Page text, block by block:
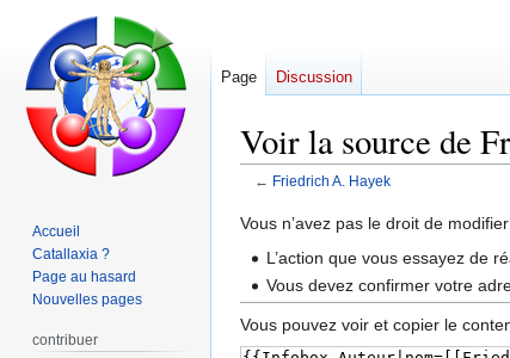
Voir la source de
← Friedrich A. Hayek
Aller
navigation
Aller
recherche
Vous n’avez pas le droit de
L’action que vous essayez de
Vous devez confirmer votre
Vous pouvez voir et copier le
Page Discussion
Accueil
Catallaxia ?
Page au hasard
Nouvelles pages
contribuer